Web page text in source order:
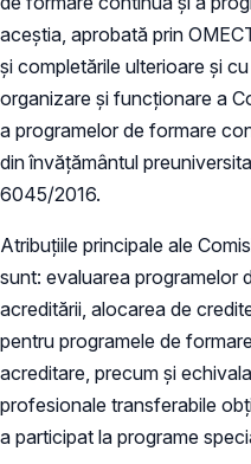
aceştia, aprobată prin
şi completările ulterioare şi
organizare şi funcţionare a
a programelor de formare
din învățământul
6045/2016.
Atribuțiile principale ale
sunt: evaluarea programelor
acreditării, alocarea de
pentru programele de
acreditare, precum şi
profesionale transferabile
a participat la programe